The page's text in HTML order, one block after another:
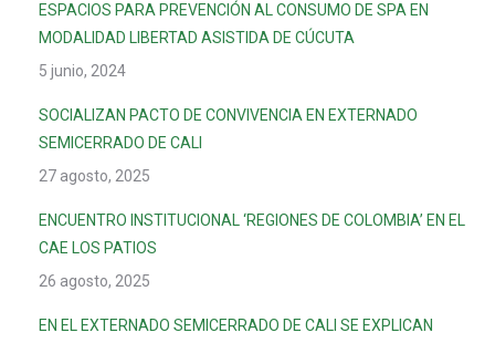
ESPACIOS PARA PREVENCIÓN AL CONSUMO DE SPA EN
MODALIDAD LIBERTAD ASISTIDA DE CÚCUTA
5 junio, 2024
SOCIALIZAN PACTO DE CONVIVENCIA EN EXTERNADO
SEMICERRADO DE CALI
27 agosto, 2025
ENCUENTRO INSTITUCIONAL ‘REGIONES DE COLOMBIA’ EN EL
CAE LOS PATIOS
26 agosto, 2025
EN EL EXTERNADO SEMICERRADO DE CALI SE EXPLICAN